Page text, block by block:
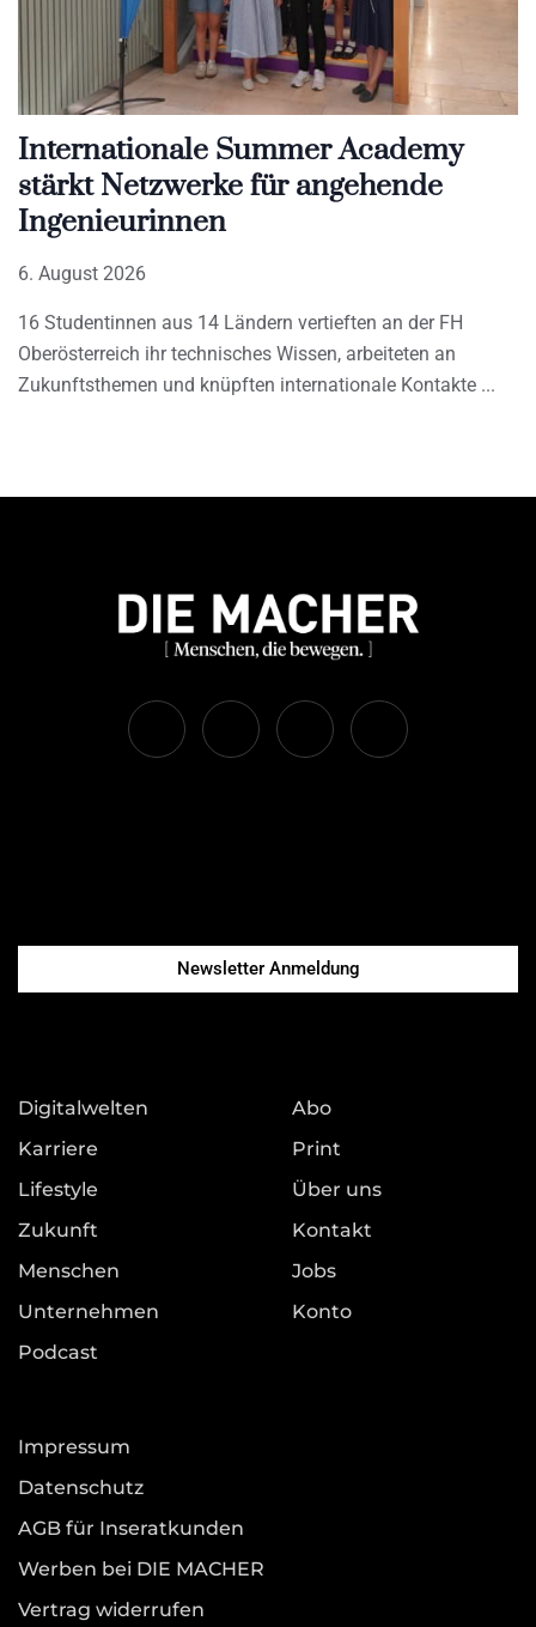
Internationale Summer Academy
stärkt Netzwerke für angehende
Ingenieurinnen
6. August 2026
16 Studentinnen aus 14 Ländern vertieften an der FH
Oberösterreich ihr technisches Wissen, arbeiteten an
Zukunftsthemen und knüpften internationale Kontakte
Newsletter Anmeldung
Digitalwelten
Karriere
Lifestyle
Zukunft
Menschen
Unternehmen
Podcast
Abo
Print
Über uns
Kontakt
Jobs
Konto
Impressum
Datenschutz
AGB für Inseratkunden
Werben bei DIE MACHER
Vertrag widerrufen